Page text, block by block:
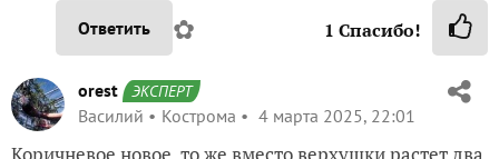
Ответить ✿ 1 Спасибо!
orest ЭКСПЕРТ
Василий Кострома 4 марта 2025, 22:01
Коричневое новое, то же вместо верхушки растет два